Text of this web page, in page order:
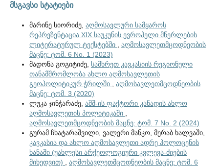
მსგავსი სტატიები
მარინე სიორიძე, აღმოსავლური სამყაროს
რეპრეზენტაცია XIX საუკუნის ევროპელი მწერლების
ლიტერატურულ ტექსტებში , აღმოსავლეთმცოდნეობის
მაცნე: ტომ. 6 No. 1 (2023)
მადონა გოგიტიძე, სამხრეთ კავკასიის რეგიონული
თანამშრომლობა ახლო აღმოსავლეთის
გეოპოლიტიკურ ჭრილში , აღმოსავლეთმცოდნეობის
მაცნე: ტომ. 3 (2020)
ლუკა ჯინჭარაძე, აშშ-ის ფაქტორი კანადის ახლო
აღმოსავლეთის პოლიტიკაში ,
აღმოსავლეთმცოდნეობის მაცნე: ტომ. 7 No. 2 (2024)
გურამ ჩხატარაშვილი, ვალერი მანკო, მერაბ ხალვაში,
კავკასია და ახლო აღმოსავლეთი ადრე ჰოლოცენის
ხანაში (უახლესი არქეოლოგიური კვლევა-ძიების
მიხედვით) , აღმოსავლეთმცოდნეობის მაცნე: ტომ. 6